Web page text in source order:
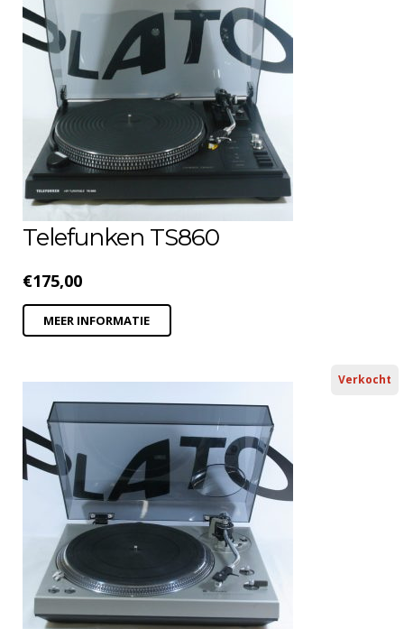
Telefunken TS860
€175,00
MEER INFORMATIE
Verkocht